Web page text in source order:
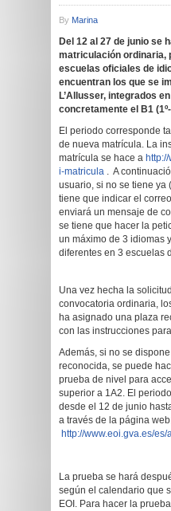
By Marina
Del 12 al 27 de junio se
matriculación ordinaria,
escuelas oficiales de
encuentran los que se
L’Allusser, integrados
concretamente el B1
El periodo corresponde
de nueva matrícula. La
matrícula se hace a
i-matricula . A
usuario, si no se tiene ya
tiene que indicar el
enviará un mensaje de
se tiene que hacer la
un máximo de 3 idiomas
diferentes en 3 escuelas
Una vez hecha la
convocatoria ordinaria,
ha asignado una plaza
con las instrucciones
Además, si no se
reconocida, se puede
prueba de nivel para
superior a 1A2. El
desde el 12 de junio
a través de la página
http://www.eoi.gva.es/
La prueba se hará
según el calendario que
EOI. Para hacer la